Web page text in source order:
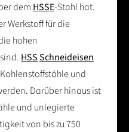
dem HSSE-Stahl hat.
Werkstoff für die
hohen
HSSSchneideisen
und
Darüber hinaus ist
und unlegierte
von bis zu 750